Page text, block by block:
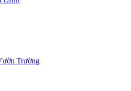
Trường